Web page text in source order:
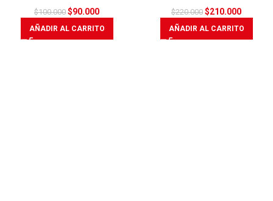
$100.000 $90.000
AÑADIR AL CARRITO
$220.000 $210.000
AÑADIR AL CARRITO